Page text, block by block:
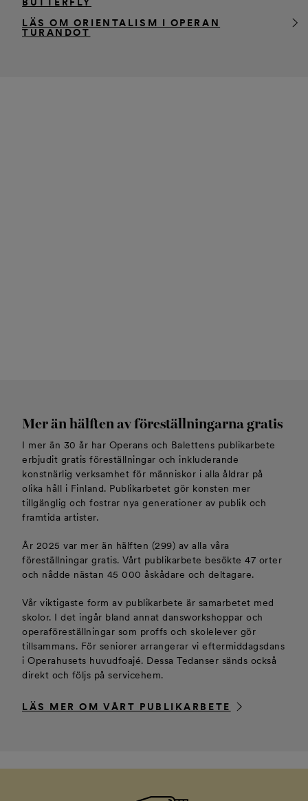
LÄS OM ORIENTALISM I OPERAN
TURANDOT
Mer än hälften av föreställningarna gratis
I mer än 30 år har Operans och Balettens publikarbete
erbjudit gratis föreställningar och inkluderande
konstnärlig verksamhet för människor i alla åldrar på
olika håll i Finland. Publikarbetet gör konsten mer
tillgänglig och fostrar nya generationer av publik och
framtida artister.
År 2025 var mer än hälften (299) av alla våra
föreställningar gratis. Vårt publikarbete besökte 47 orter
och nådde nästan 45 000 åskådare och deltagare.
Vår viktigaste form av publikarbete är samarbetet med
skolor. I det ingår bland annat dansworkshoppar och
operaföreställningar som proffs och skolelever gör
tillsammans. För seniorer arrangerar vi eftermiddagsdans
i Operahusets huvudfoajé. Dessa Tedanser sänds också
direkt och följs på servicehem.
LÄS MER OM VÅRT PUBLIKARBETE